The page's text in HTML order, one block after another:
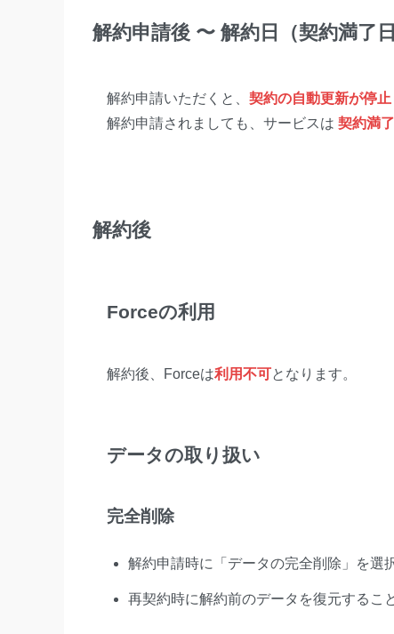
解約申請後 〜 解約日（契約満了
解約申請いただくと、 契約の自動更新が停止
解約申請されましても、サービスは 契約満
解約後
Forceの利用
解約後、Forceは利用不可となります。
データの取り扱い
完全削除
解約申請時に「データの完全削除」を選
再契約時に解約前のデータを復元するこ